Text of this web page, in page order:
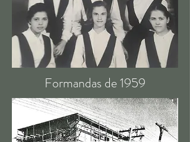
Formandas de 1959